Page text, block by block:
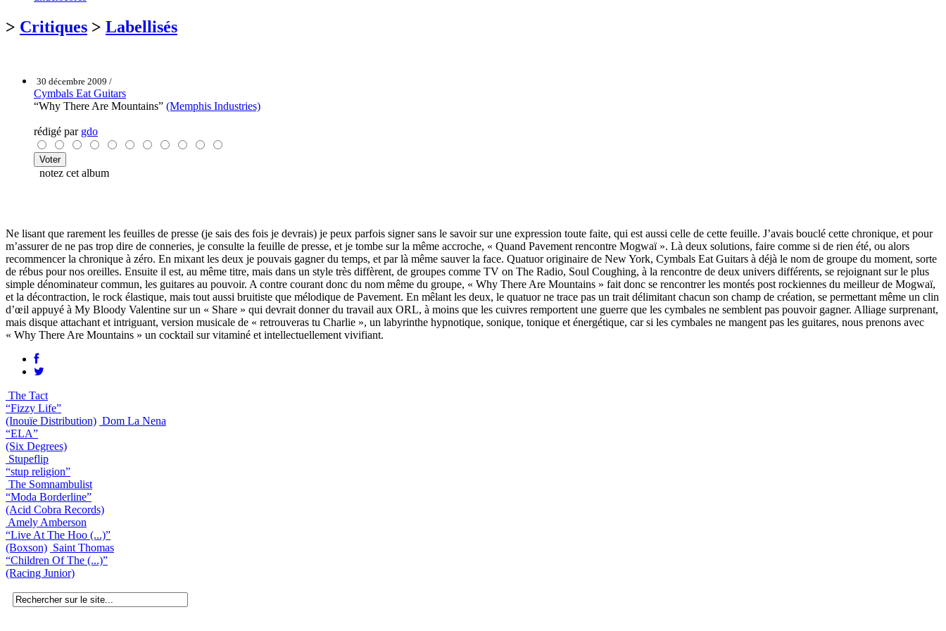
> Critiques > Labellisés
30 décembre 2009 /
Cymbals Eat Guitars
“Why There Are Mountains” (Memphis Industries)
rédigé par gdo
notez cet album
Ne lisant que rarement les feuilles de presse (je sais des fois je devrais) je peux parfois signer sans le savoir sur une expression toute faite, qui est aussi celle de cette feuille. J’avais bouclé cette chronique, et pour
m’assurer de ne pas trop dire de conneries, je consulte la feuille de presse, et je tombe sur la même accroche, « Quand Pavement rencontre Mogwaï ». Là deux solutions, faire comme si de rien été, ou alors
recommencer la chronique à zéro. En mixant les deux je pouvais gagner du temps, et par là même sauver la face. Quatuor originaire de New York, Cymbals Eat Guitars à déjà le nom de groupe du moment, sorte
de rébus pour nos oreilles. Ensuite il est, au même titre, mais dans un style très diffèrent, de groupes comme TV on The Radio, Soul Coughing, à la rencontre de deux univers différents, se rejoignant sur le plus
simple dénominateur commun, les guitares au pouvoir. A contre courant donc du nom même du groupe, « Why There Are Mountains » fait donc se rencontrer les montés post rockiennes du meilleur de Mogwaï,
et la décontraction, le rock élastique, mais tout aussi bruitiste que mélodique de Pavement. En mêlant les deux, le quatuor ne trace pas un trait délimitant chacun son champ de création, se permettant même un clin
d’œil appuyé à My Bloody Valentine sur un « Share » qui devrait donner du travail aux ORL, à moins que les cuivres remportent une guerre que les cymbales ne semblent pas pouvoir gagner. Alliage surprenant,
mais disque attachant et intriguant, version musicale de « retrouveras tu Charlie », un labyrinthe hypnotique, sonique, tonique et énergétique, car si les cymbales ne mangent pas les guitares, nous prenons avec
« Why There Are Mountains » un cocktail sur vitaminé et intellectuellement vivifiant.
The Tact
“Fizzy Life”
(Inouïe Distribution) Dom La Nena
“ELA”
(Six Degrees)
Stupeflip
“stup religion”
The Somnambulist
“Moda Borderline”
(Acid Cobra Records)
Amely Amberson
“Live At The Hoo (...)”
(Boxson) Saint Thomas
“Children Of The (...)”
(Racing Junior)